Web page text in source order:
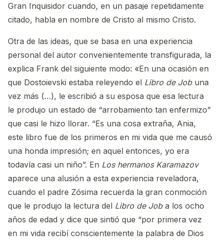
Gran Inquisidor cuando, en un pasaje repetidamente
citado, habla en nombre de Cristo al mismo Cristo.
Otra de las ideas, que se basa en una experiencia
personal del autor convenientemente transfigurada, la
explica Frank del siguiente modo: «En una ocasión en
que Dostoievski estaba releyendo el Libro de Jobuna
vez más (…), le escribió a su esposa que esa lectura
le produjo un estado de “arrobamiento tan enfermizo”
que casi le hizo llorar. “Es una cosa extraña, Ania,
este libro fue de los primeros en mi vida que me causó
una honda impresión; en aquel entonces, yo era
todavía casi un niño”. En Los hermanos Karamazov
aparece una alusión a esta experiencia reveladora,
cuando el padre Zósima recuerda la gran conmoción
que le produjo la lectura del Libro de Joba los ocho
años de edad y dice que sintió que “por primera vez
en mi vida recibí conscientemente la palabra de Dios